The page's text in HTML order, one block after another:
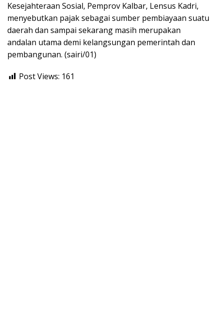
Kesejahteraan Sosial, Pemprov Kalbar, Lensus Kadri,
menyebutkan pajak sebagai sumber pembiayaan suatu
daerah dan sampai sekarang masih merupakan
andalan utama demi kelangsungan pemerintah dan
pembangunan. (sairi/01)
Post Views: 161